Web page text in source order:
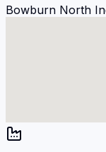
Bowburn North